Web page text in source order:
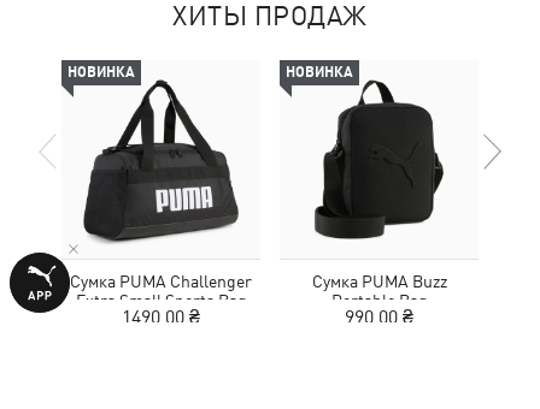
ХИТЫ ПРОДАЖ
НОВИНКА
Сумка PUMA Challenger
Extra Small Sports Bag
1490,00 ₴
НОВИНКА
Сумка PUMA Buzz
Portable Bag
990,00 ₴